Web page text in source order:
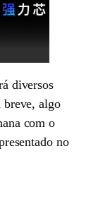
diversos
breve, algo
com o
no